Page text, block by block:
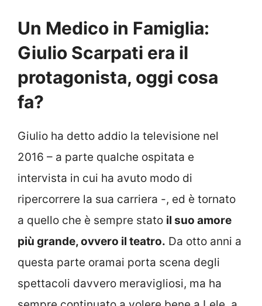
Un Medico in Famiglia:
Giulio Scarpati era il
protagonista, oggi cosa
fa?
Giulio ha detto addio la televisione nel
2016 – a parte qualche ospitata e
intervista in cui ha avuto modo di
ripercorrere la sua carriera -, ed è tornato
a quello che è sempre stato il suo amore
più grande, ovvero il teatro. Da otto anni a
questa parte oramai porta scena degli
spettacoli davvero meravigliosi, ma ha